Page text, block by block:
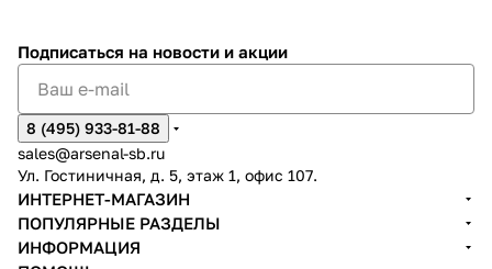
Подписаться на новости и акции
8 (495) 933-81-88
sales@arsenal-sb.ru
Ул. Гостиничная, д. 5, этаж 1, офис 107.
ИНТЕРНЕТ-МАГАЗИН
ПОПУЛЯРНЫЕ РАЗДЕЛЫ
ИНФОРМАЦИЯ